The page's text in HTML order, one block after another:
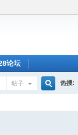
论坛
帖子 热搜: